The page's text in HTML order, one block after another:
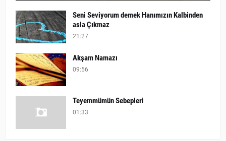
Seni Seviyorum demek Hanımızın Kalbinden
asla Çıkmaz
21:27
Akşam Namazı
09:56
Teyemmümün Sebepleri
01:33